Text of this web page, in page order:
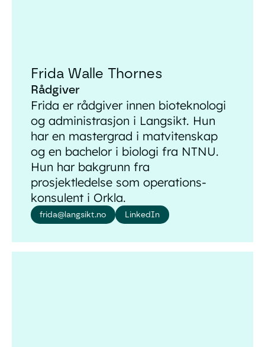
Frida Walle Thornes
Rådgiver
Frida er rådgiver innen bioteknologi
og administrasjon i Langsikt. Hun
har en mastergrad i matvitenskap
og en bachelor i biologi fra NTNU.
Hun har bakgrunn fra
prosjektledelse som operations-
konsulent i Orkla.
frida@langsikt.no LinkedIn